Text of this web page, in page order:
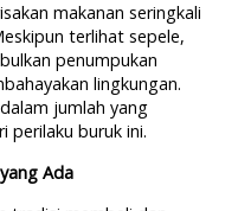
makanan seringkali
terlihat sepele,
penumpukan
lingkungan.
jumlah yang
perilaku buruk ini.
Ada